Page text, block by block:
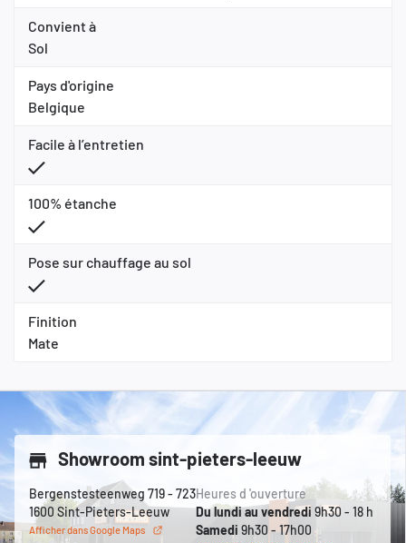
Convient à
Sol
Pays d'origine
Belgique
Facile à l’entretien
100% étanche
Pose sur chauffage au sol
Finition
Mate
Showroom sint-pieters-leeuw
Bergenstesteenweg 719 - 723
1600 Sint-Pieters-Leeuw
Afficher dans Google Maps
Heures d 'ouverture
Du lundi au vendredi 9h30 - 18 h
Samedi 9h30 - 17h00